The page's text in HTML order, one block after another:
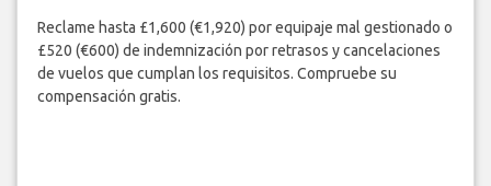
Reclame hasta £1,600 (€1,920) por equipaje mal gestionado o
£520 (€600) de indemnización por retrasos y cancelaciones
de vuelos que cumplan los requisitos. Compruebe su
compensación gratis.